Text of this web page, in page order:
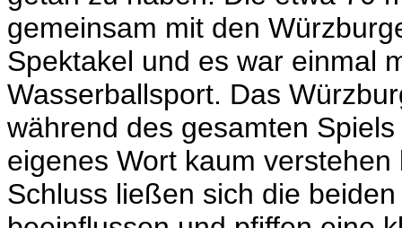
gemeinsam mit den
Spektakel und es war einmal
Wasserballsport. Das
während des gesamten
eigenes Wort kaum
Schluss ließen sich die